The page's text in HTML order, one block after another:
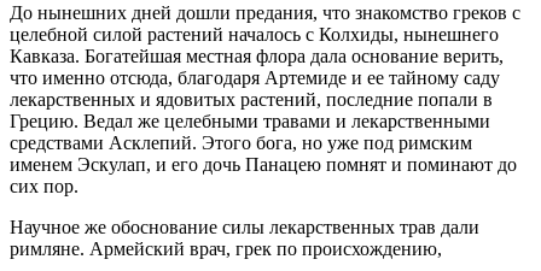
До нынешних дней дошли предания, что знакомство греков с
целебной силой растений началось с Колхиды, нынешнего
Кавказа. Богатейшая местная флора дала основание верить,
что именно отсюда, благодаря Артемиде и ее тайному саду
лекарственных и ядовитых растений, последние попали в
Грецию. Ведал же целебными травами и лекарственными
средствами Асклепий. Этого бога, но уже под римским
именем Эскулап, и его дочь Панацею помнят и поминают до
сих пор.
Научное же обоснование силы лекарственных трав дали
римляне. Армейский врач, грек по происхождению,